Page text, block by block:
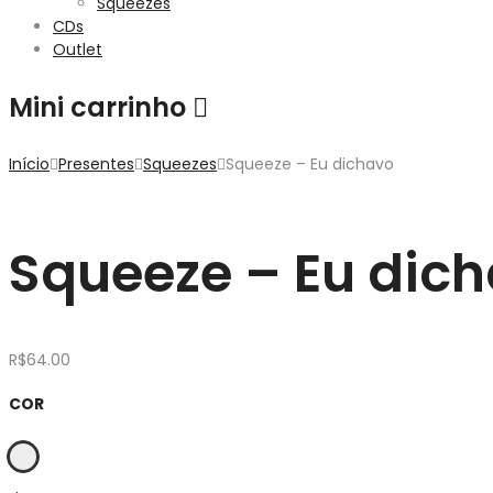
CDs
Outlet
Mini carrinho
Início Presentes Squeezes Squeeze – Eu dichavo
Squeeze – Eu
R$64.00
COR